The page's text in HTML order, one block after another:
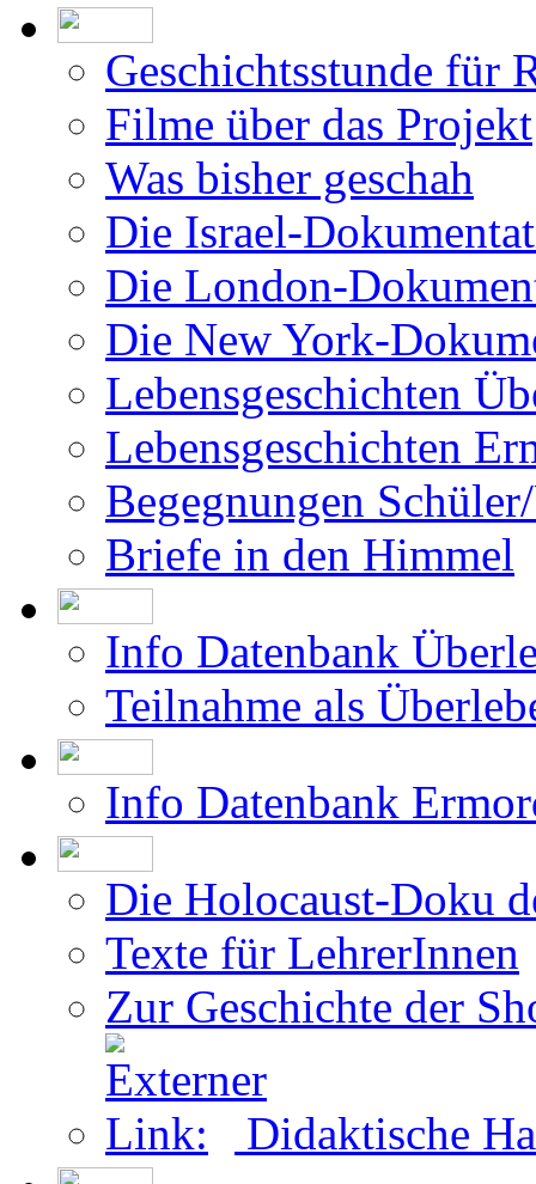
Geschichtsstunde für
Filme über das Projekt
Was bisher geschah
Die Israel-
Die London-
Die New York-
Lebensgeschichten
Lebensgeschichten
Begegnungen
Briefe in den Himmel
Info Datenbank
Teilnahme als
Info Datenbank
Die Holocaust-Doku
Texte für LehrerInnen
Zur Geschichte der
Didaktische